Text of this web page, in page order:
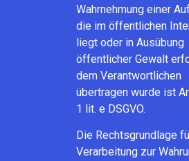
Wahrnehmung einer
die im öffentlichen
liegt oder in Ausübung
öffentlicher Gewalt
dem Verantwortlichen
übertragen wurde ist
1 lit. e DSGVO.
Die Rechtsgrundlage
Verarbeitung zur